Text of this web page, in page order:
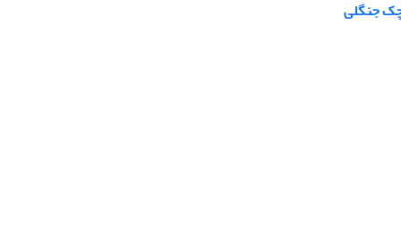
جنگلی